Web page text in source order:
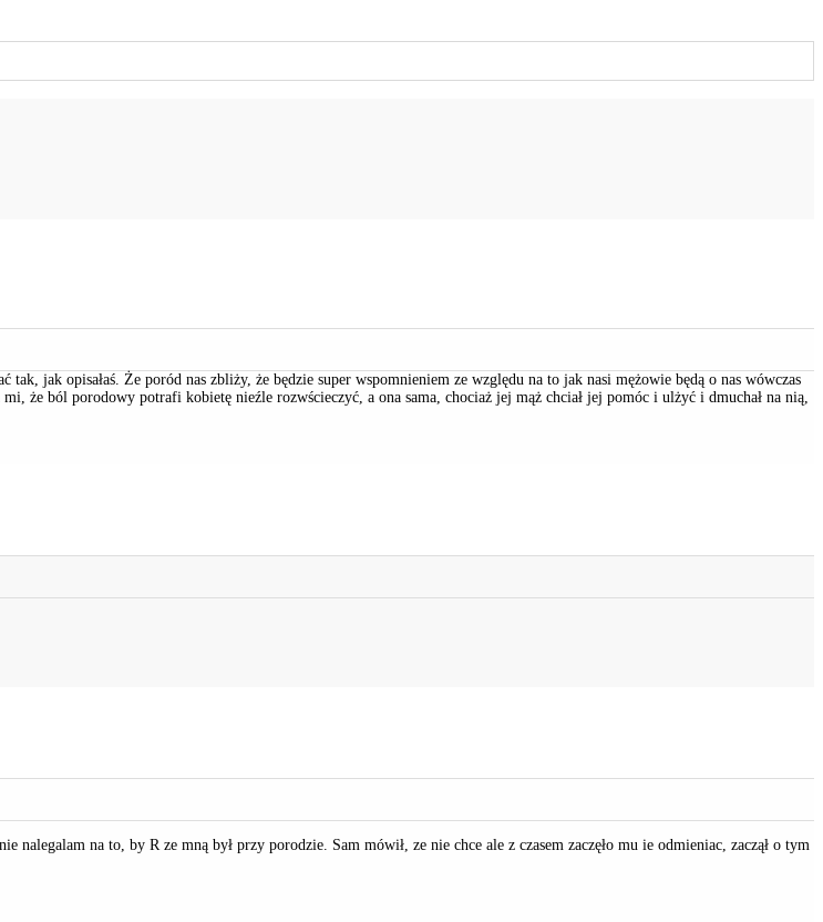
jak opisałaś. Że poród nas zbliży, że będzie super wspomnieniem ze względu na to jak nasi mężowie będą o nas wówczas
że ból porodowy potrafi kobietę nieźle rozwścieczyć, a ona sama, chociaż jej mąż chciał jej pomóc i ulżyć i dmuchał na nią,
na to, by R ze mną był przy porodzie. Sam mówił, ze nie chce ale z czasem zaczęło mu ie odmieniac, zaczął o tym